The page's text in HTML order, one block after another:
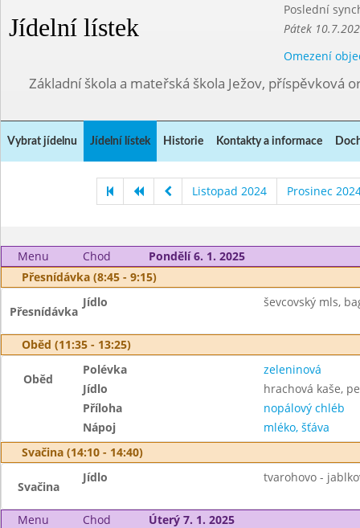
Jídelní lístek
Poslední
Pátek
Omezení
Základní škola a mateřská škola Ježov, příspěvková
Vybrat jídelnu Jídelní lístek Historie Kontakty a informace
Listopad 2024 Prosinec
Menu Chod
Pondělí 6. 1. 2025
Přesnídávka (8:45 - 9:15)
Přesnídávka
Jídlo ševcovský mls,
Oběd (11:35 - 13:25)
Oběd
Polévka
zeleninová
Jídlo
hrachová kaše,
Příloha
nopálový chléb
Nápoj
mléko, šťáva
Svačina (14:10 - 14:40)
Svačina
Jídlo tvarohovo -
Menu Chod
Úterý 7. 1. 2025